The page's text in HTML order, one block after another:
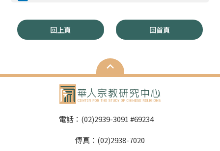
回上頁 回首頁
電話：(02)2939-3091 #69234
傳真：(02)2938-7020